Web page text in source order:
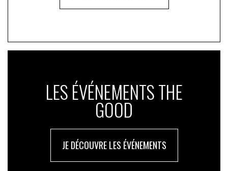
LES ÉVÉNEMENTS THE
GOOD
JE DÉCOUVRE LES ÉVÉNEMENTS